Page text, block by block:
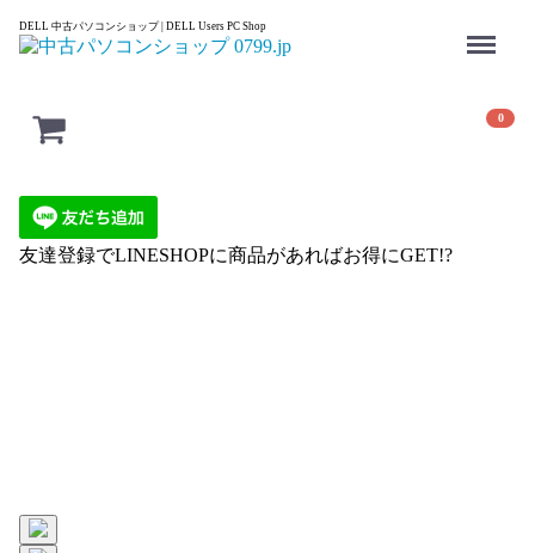
DELL 中古パソコンショップ | DELL Users PC Shop
0
友達登録でLINESHOPに商品があればお得にGET!?